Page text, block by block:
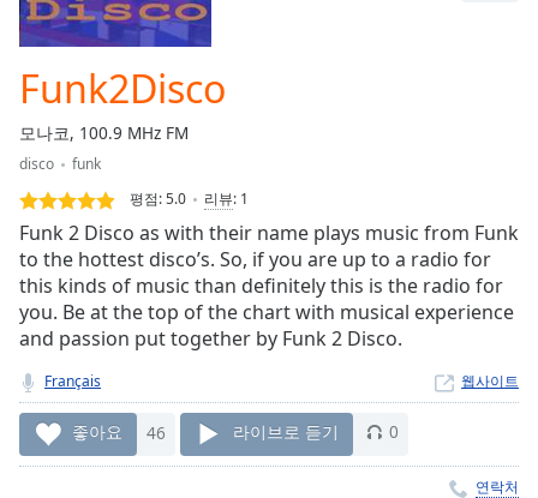
Mute
Current
Loaded:
0.00%
Stream
Type
LIVE
Seek to
live,
currently
liveLIVE
Remaining
Time-
1x
Funk2Disco
모나코, 100.9 MHz FM
disco
funk
평점:5.0 리뷰: 1
Funk 2 Disco as with their name plays music from Funk
to the hottest disco’s. So, if you are up to a radio for
this kinds of music than definitely this is the radio for
you. Be at the top of the chart with musical experience
and passion put together by Funk 2 Disco.
Français 웹사이트
좋아요 46 라이브로 듣기 0
연락처